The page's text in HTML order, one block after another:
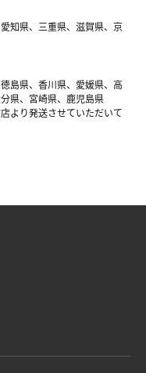
知県、三重県、滋賀県、京
島県、香川県、愛媛県、高
県、宮崎県、鹿児島県
より発送させていただいて